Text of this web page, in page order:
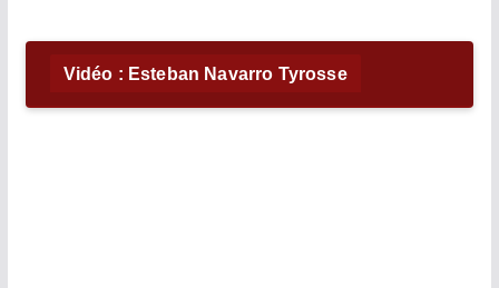
Vidéo : Esteban Navarro Tyrosse